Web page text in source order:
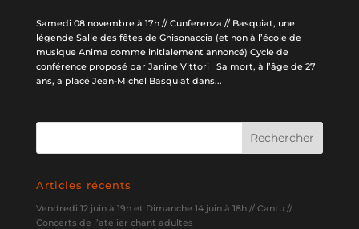
Samedi 08 novembre à 17h // Cunferenza // Basquiat, une
légende Salle des fêtes de Ghisonaccia (et non à l’école de
musique Anima comme initialement annoncé) Cycle de
conférence proposé par Janine Vittori Sa mort, à l’âge de 27
ans, a placé Jean-Michel Basquiat dans...
Articles récents
Vendredi 12 juin à 19h et Dimanche 14 juin à 18h // Cantu //
Concerts de l’atelier chant adultes